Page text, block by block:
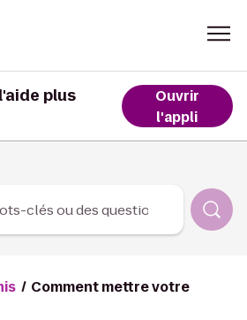
plus
Obtenez
dans
Ouvrir
l'appli
clés ou des questions
Comment mettre votre